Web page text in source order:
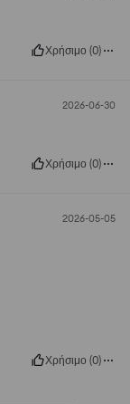
Χρήσιμο (0)
2026-06-30
Χρήσιμο (0)
2026-05-05
Χρήσιμο (0)